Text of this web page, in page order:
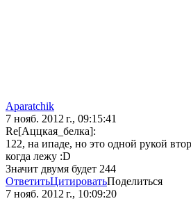
Aparatchik
7 нояб. 2012 г., 09:15:41
Re[Аццкая_белка]:
122, на ипаде, но это одной рукой
когда лежу :D
Значит двумя будет 244
ОтветитьЦитироватьПоделиться
7 нояб. 2012 г., 10:09:20